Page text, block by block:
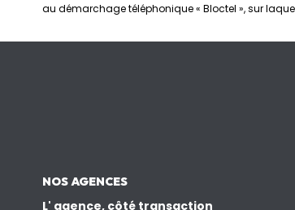
au démarchage téléphonique « Bloctel », sur
NOS AGENCES
L' agence, côté transaction